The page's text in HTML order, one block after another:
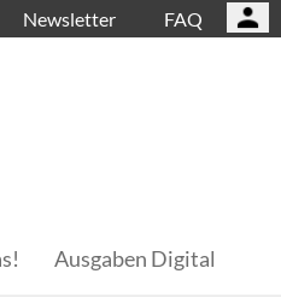
Newsletter FAQ
Ausgaben Digital